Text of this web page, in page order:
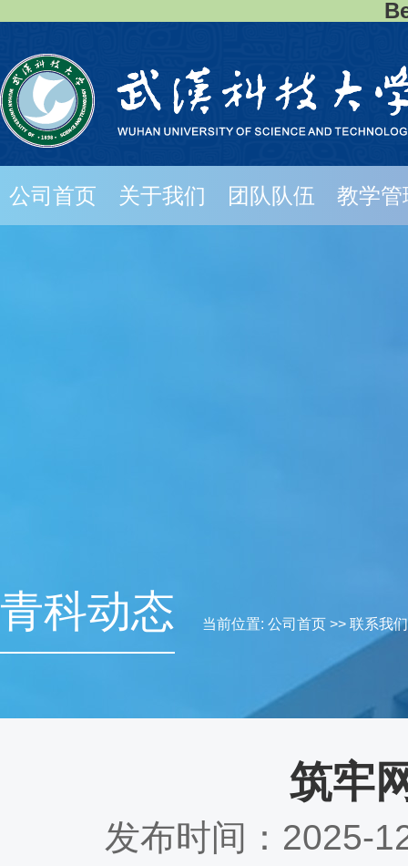
公司首页 关于我们 团队队伍 教学管
青科动态 当前位置: 公司首页 >> 联系我们
筑牢
发布时间：2025-